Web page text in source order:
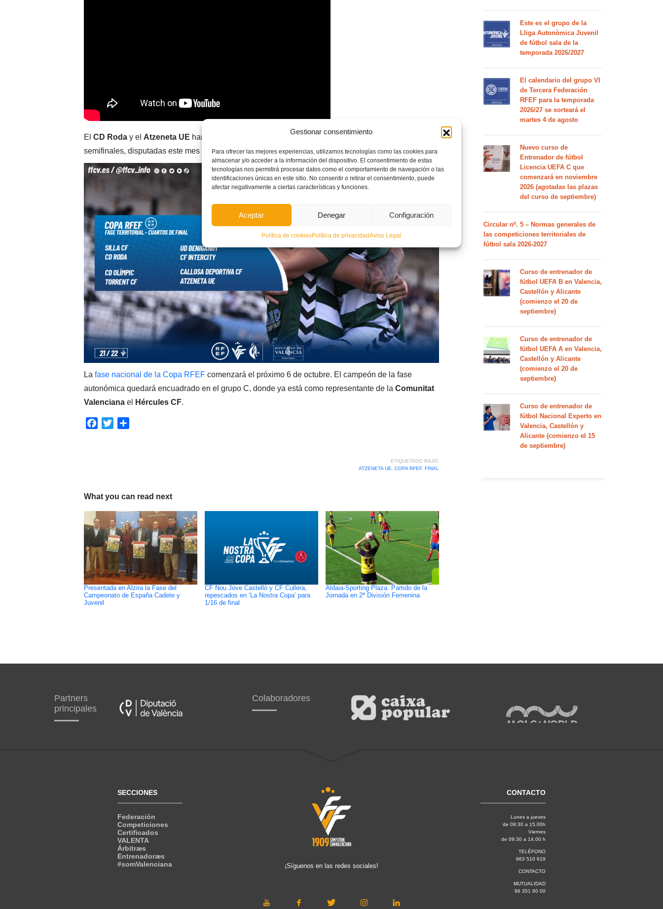
Gestionar consentimiento
Para ofrecer las mejores experiencias, utilizamos tecnologías como las cookies para
almacenar y/o acceder a la información del dispositivo. El consentimiento de estas
tecnologías nos permitirá procesar datos como el comportamiento de navegación o las
identificaciones únicas en este sitio. No consentir o retirar el consentimiento, puede
afectar negativamente a ciertas características y funciones.
Aceptar Denegar Configuración
Política de cookiesPolítica de privacidadAviso Legal
El CD Roday el Atzeneta UE han llegado a esta final tras superar laseliminatorias de cuartos
semifinales, disputadas este mes de septiembre.
La fase nacional de la Copa RFEFcomenzará el próximo 6 de octubre. El campeón de la fase
autonómica quedará encuadrado en el grupo C, donde ya está como representante de la Comunitat
Valencianael Hércules CF.
Facebook
Twitter
ETIQUETADO BAJO:
ATZENETA UE
COPA RFEF, FINAL
What you can read next
Presentada en Alzira la Fase del
Campeonato de España Cadete y
Juvenil
CF Nou Jove Castelló y CF Cullera,
repescados en ‘La Nostra Copa’ para
1/16 de final
Aldaia-Sporting Plaza: Partido de la
Jornada en 2ª División Femenina
Este es el grupo de la
Lliga Autonòmica Juvenil
de fútbol sala de la
temporada 2026/2027
El calendario del grupo VI
de Tercera Federación
RFEF para la temporada
2026/27 se sorteará el
martes 4 de agosto
Nuevo curso de
Entrenador de fútbol
Licencia UEFA C que
comenzará en noviembre
2026 (agotadas las plazas
del curso de septiembre)
Circular nº. 5 – Normas generales de
las competiciones territoriales de
fútbol sala 2026-2027
Curso de entrenador de
fútbol UEFA B en Valencia,
Castellón y Alicante
(comienzo el 20 de
septiembre)
Curso de entrenador de
fútbol UEFA A en Valencia,
Castellón y Alicante
(comienzo el 20 de
septiembre)
Curso de entrenador de
fútbol Nacional Experto en
Valencia, Castellón y
Alicante (comienzo el 15
de septiembre)
Partners
principales
Colaboradores
SECCIONES
Federación
Competiciones
Certificados
VALENTA
Árbitræs
Entrenadoræs
#somValenciana
¡Síguenos en las redes sociales!
CONTACTO
Lunes a jueves
de 09:30 a 15.00h
Viernes
de 09:30 a 14.00 h
TELÉFONO
963 510 619
CONTACTO
MUTUALIDAD
96 351 60 00